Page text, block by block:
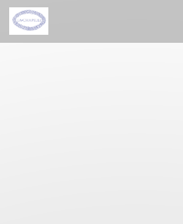
Personalizing your cookie choices